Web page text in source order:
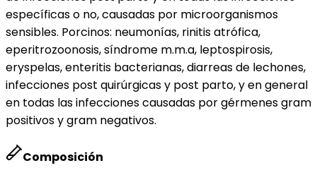
específicas o no, causadas por microorganismos
sensibles. Porcinos: neumonías, rinitis atrófica,
eperitrozoonosis, síndrome m.m.a, leptospirosis,
eryspelas, enteritis bacterianas, diarreas de lechones,
infecciones post quirúrgicas y post parto, y en general
en todas las infecciones causadas por gérmenes gram
positivos y gram negativos.
Composición